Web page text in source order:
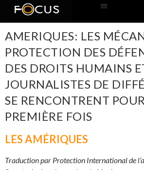
AMERIQUES: LES
PROTECTION DES
DES DROITS HUMAINS
JOURNALISTES DE
SE RENCONTRENT
PREMIÈRE FOIS
LES AMÉRIQUES
Traduction par Protection International de